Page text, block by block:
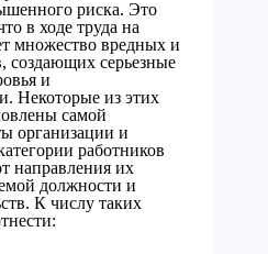
риска. Это
в ходе труда на
множество вредных и
создающих серьезные
и
Некоторые из этих
самой
организации и
работников
направления их
должности и
К числу таких